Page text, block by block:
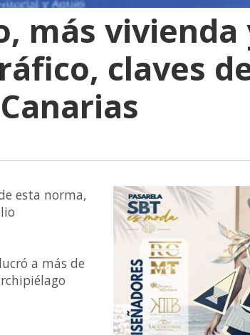
más vivienda
claves
esta norma,
a más de